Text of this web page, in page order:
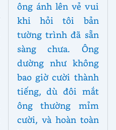
ông ánh lên vẻ vui
khi hỏi tôi bản
tường trình đã sẵn
sàng chưa. Ông
dường như không
bao giờ cười thành
tiếng, dù đôi mắt
ông thường mỉm
cười, và hoàn toàn